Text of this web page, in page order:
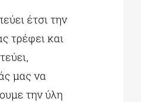
έτσι την
τρέφει και
μας να
την ύλη